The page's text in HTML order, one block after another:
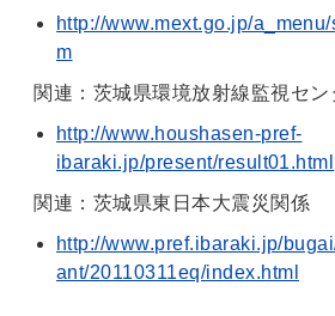
http://www.mext.go.jp/
m
関連：茨城県環境放射線監視セン
http://www.houshasen-pref-
ibaraki.jp/present/result01.html
関連：茨城県東日本大震災関係
http://www.pref.ibaraki.jp/
ant/20110311eq/index.html